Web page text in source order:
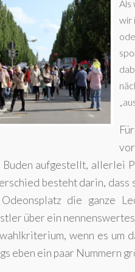
Als
wir
aufgestellt, allerlei
besteht darin, dass
die ganze
über ein
wenn es um
eben ein paar Nummern